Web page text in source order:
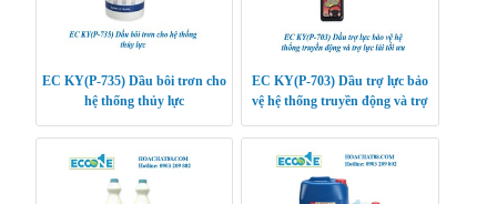
EC KY(P-735) Dầu bôi trơn cho
hệ thống thủy lực
EC KY(P-703) Dầu trợ lực bảo
vệ hệ thống truyền động và trợ